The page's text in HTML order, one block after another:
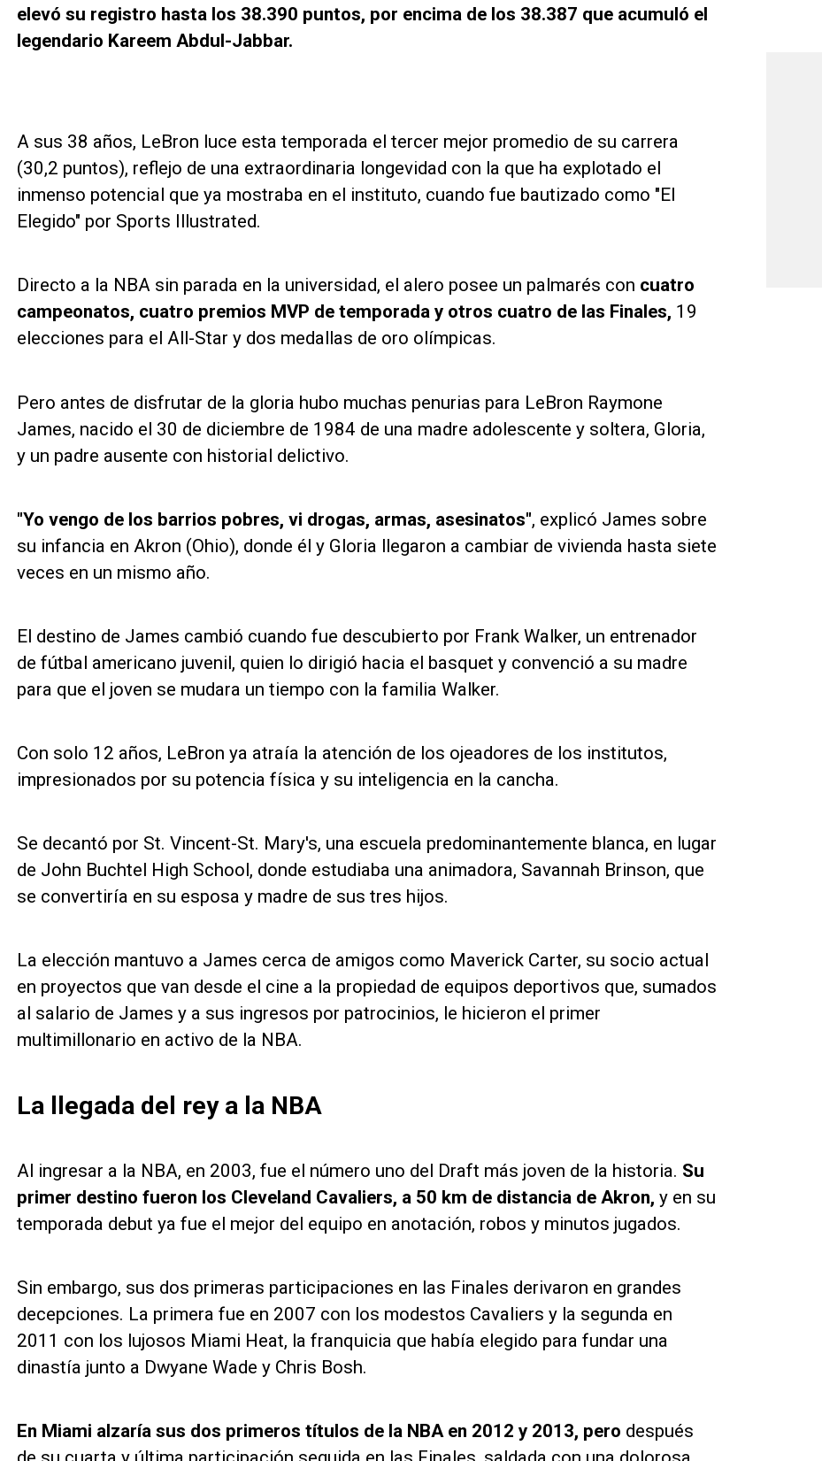
elevó su registro hasta los 38.390 puntos, por encima de los 38.387 que acumuló el
legendario Kareem Abdul-Jabbar.
A sus 38 años, LeBron luce esta temporada el tercer mejor promedio de su carrera
(30,2 puntos), reflejo de una extraordinaria longevidad con la que ha explotado el
inmenso potencial que ya mostraba en el instituto, cuando fue bautizado como "El
Elegido" por Sports Illustrated.
Directo a la NBA sin parada en la universidad, el alero posee un palmarés con cuatro
campeonatos, cuatro premios MVP de temporada y otros cuatro de las Finales, 19
elecciones para el All-Star y dos medallas de oro olímpicas.
Pero antes de disfrutar de la gloria hubo muchas penurias para LeBron Raymone
James, nacido el 30 de diciembre de 1984 de una madre adolescente y soltera, Gloria,
y un padre ausente con historial delictivo.
"Yo vengo de los barrios pobres, vi drogas, armas, asesinatos", explicó James sobre
su infancia en Akron (Ohio), donde él y Gloria llegaron a cambiar de vivienda hasta siete
veces en un mismo año.
El destino de James cambió cuando fue descubierto por Frank Walker, un entrenador
de fútbal americano juvenil, quien lo dirigió hacia el basquet y convenció a su madre
para que el joven se mudara un tiempo con la familia Walker.
Con solo 12 años, LeBron ya atraía la atención de los ojeadores de los institutos,
impresionados por su potencia física y su inteligencia en la cancha.
Se decantó por St. Vincent-St. Mary's, una escuela predominantemente blanca, en lugar
de John Buchtel High School, donde estudiaba una animadora, Savannah Brinson, que
se convertiría en su esposa y madre de sus tres hijos.
La elección mantuvo a James cerca de amigos como Maverick Carter, su socio actual
en proyectos que van desde el cine a la propiedad de equipos deportivos que, sumados
al salario de James y a sus ingresos por patrocinios, le hicieron el primer
multimillonario en activo de la NBA.
La llegada del rey a la NBA
Al ingresar a la NBA, en 2003, fue el número uno del Draft más joven de la historia. Su
primer destino fueron los Cleveland Cavaliers, a 50 km de distancia de Akron, y en su
temporada debut ya fue el mejor del equipo en anotación, robos y minutos jugados.
Sin embargo, sus dos primeras participaciones en las Finales derivaron en grandes
decepciones. La primera fue en 2007 con los modestos Cavaliers y la segunda en
2011 con los lujosos Miami Heat, la franquicia que había elegido para fundar una
dinastía junto a Dwyane Wade y Chris Bosh.
En Miami alzaría sus dos primeros títulos de la NBA en 2012 y 2013, pero después